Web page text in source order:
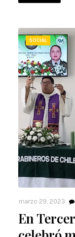
SOCIAL
marzo 29, 2023
En